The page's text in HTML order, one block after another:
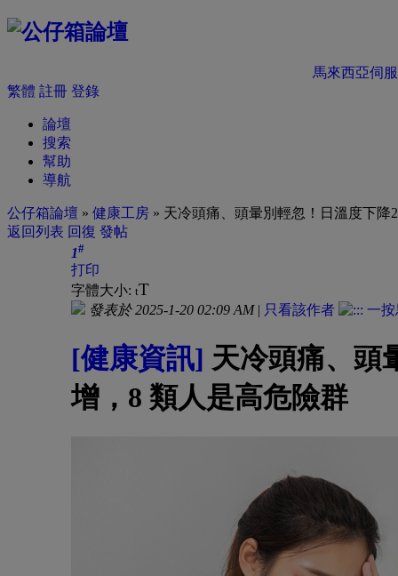
馬來西亞伺
繁體 註冊 登錄
論壇
搜索
幫助
導航
公仔箱論壇 » 健康工房 » 天冷頭痛、頭暈別輕忽！日溫度下降
返回列表 回復 發帖
1#
打印
字體大小: tT
發表於 2025-1-20 02:09 AM| 只看該作者
[健康資訊] 天冷頭痛、頭
增，8 類人是高危險群